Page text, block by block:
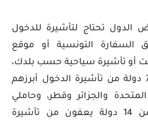
تحتاج لتأشيرة للدخول
التونسية أو موقع
أو تأشيرة سياحية حسب بلدك،
ويعفى المواطنون من 72 دولة من تأشيرة الدخول أبرزهم
والجزائر وقطر، وحاملي
الجوازات الدبلوماسية من 14 دولة يعفون من تأشيرة